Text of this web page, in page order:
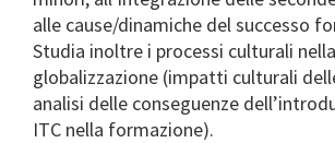
alle cause/dinamiche del successo
Studia inoltre i processi culturali
globalizzazione (impatti culturali
analisi delle conseguenze
ITC nella formazione).